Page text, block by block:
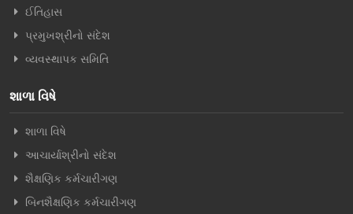
ઈતિહાસ
પ્રમુખશ્રીનો સંદેશ
વ્યવસ્થાપક સમિતિ
શાળા વિષે
શાળા વિષે
આચાર્યાશ્રીનો સંદેશ
શૈક્ષણિક કર્મચારીગણ
બિનશૈક્ષણિક કર્મચારીગણ